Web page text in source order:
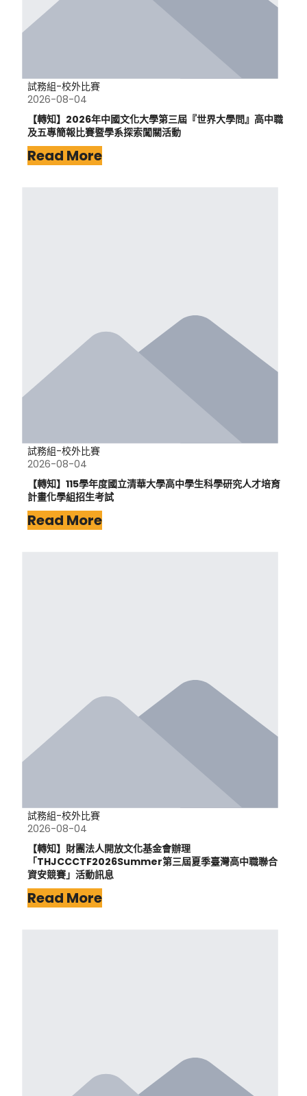
試務組-校外比賽
2026-08-04
【轉知】2026年中國文化大學第三屆『世界大學問』高中職
及五專簡報比賽暨學系探索闖關活動
Read More
試務組-校外比賽
2026-08-04
【轉知】115學年度國立清華大學高中學生科學研究人才培育
計畫化學組招生考試
Read More
試務組-校外比賽
2026-08-04
【轉知】財團法人開放文化基金會辦理
「THJCCCTF2026Summer第三屆夏季臺灣高中職聯合
資安競賽」活動訊息
Read More